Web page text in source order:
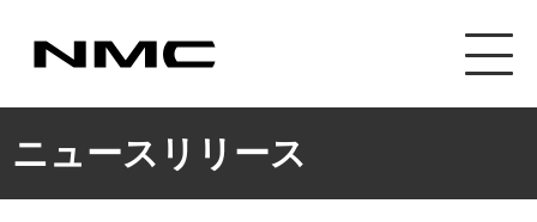
ニュースリリース